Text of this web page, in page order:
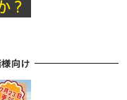
向け